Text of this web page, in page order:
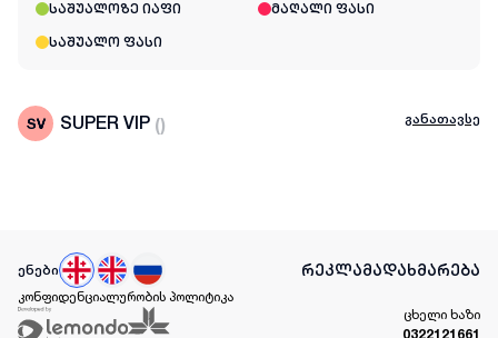
საშუალოზე იაფი მაღალი ფასი
საშუალო ფასი
SUPER VIP () განათავსე
ენები რეკლამადახმარება
კონფიდენციალურობის პოლიტიკა
ცხელი ხაზი
0322121661